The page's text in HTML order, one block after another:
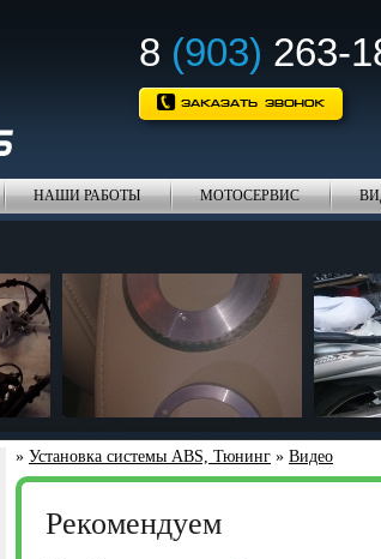
8 (903) 263-
НАШИ РАБОТЫ МОТОСЕРВИС
» Установка системы ABS, Тюнинг » Видео
Рекомендуем